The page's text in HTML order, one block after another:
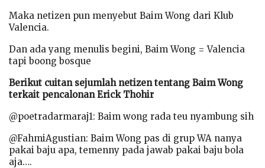
Maka netizen pun menyebut Baim Wong dari Klub
Valencia.
Dan ada yang menulis begini, Baim Wong = Valencia
tapi boong bosque
Berikut cuitan sejumlah netizen tentang Baim Wong
terkait pencalonan Erick Thohir
@poetradarmaraj1: Baim wong rada teu nyambung sih
@FahmiAgustian: Baim Wong pas di grup WA nanya
pakai baju apa, temenny pada jawab pakai baju bola
aja….